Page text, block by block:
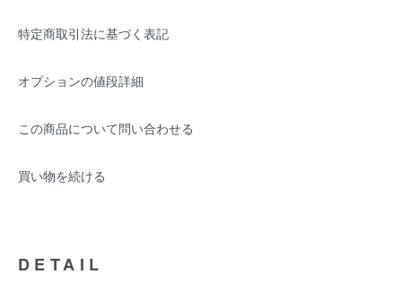
特定商取引法に基づく表記
オプションの値段詳細
この商品について問い合わせる
買い物を続ける
DETAIL